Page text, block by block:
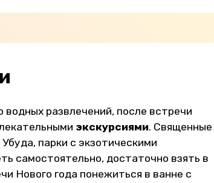
водных развлечений, после встречи
экскурсиями. Священные
парки с экзотическими
самостоятельно, достаточно взять в
Нового года понежиться в ванне с